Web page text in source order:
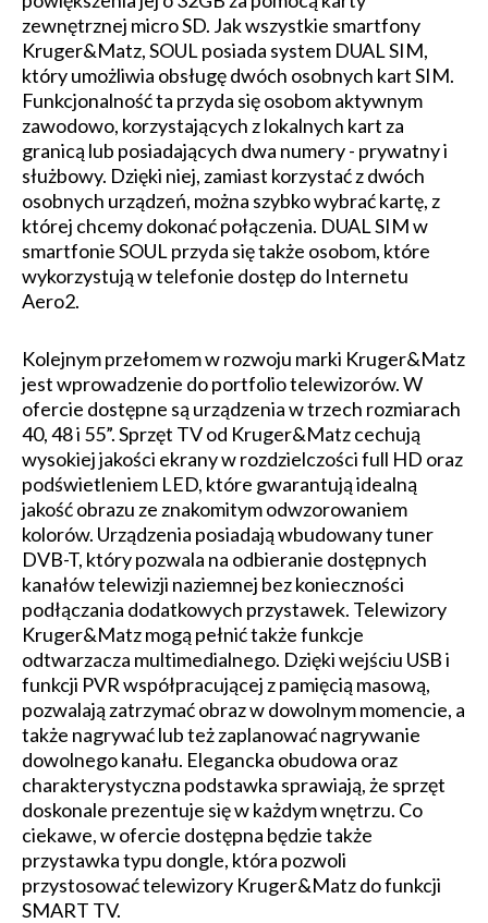
zewnętrznej micro SD. Jak wszystkie smartfony
Kruger&Matz, SOUL posiada system DUAL SIM,
który umożliwia obsługę dwóch osobnych kart SIM.
Funkcjonalność ta przyda się osobom aktywnym
zawodowo, korzystających z lokalnych kart za
granicą lub posiadających dwa numery - prywatny i
służbowy. Dzięki niej, zamiast korzystać z dwóch
osobnych urządzeń, można szybko wybrać kartę, z
której chcemy dokonać połączenia. DUAL SIM w
smartfonie SOUL przyda się także osobom, które
wykorzystują w telefonie dostęp do Internetu
Aero2.
Kolejnym przełomem w rozwoju marki Kruger&Matz
jest wprowadzenie do portfolio telewizorów. W
ofercie dostępne są urządzenia w trzech rozmiarach
40, 48 i 55”. Sprzęt TV od Kruger&Matz cechują
wysokiej jakości ekrany w rozdzielczości full HD oraz
podświetleniem LED, które gwarantują idealną
jakość obrazu ze znakomitym odwzorowaniem
kolorów. Urządzenia posiadają wbudowany tuner
DVB-T, który pozwala na odbieranie dostępnych
kanałów telewizji naziemnej bez konieczności
podłączania dodatkowych przystawek. Telewizory
Kruger&Matz mogą pełnić także funkcje
odtwarzacza multimedialnego. Dzięki wejściu USB i
funkcji PVR współpracującej z pamięcią masową,
pozwalają zatrzymać obraz w dowolnym momencie, a
także nagrywać lub też zaplanować nagrywanie
dowolnego kanału. Elegancka obudowa oraz
charakterystyczna podstawka sprawiają, że sprzęt
doskonale prezentuje się w każdym wnętrzu. Co
ciekawe, w ofercie dostępna będzie także
przystawka typu dongle, która pozwoli
przystosować telewizory Kruger&Matz do funkcji
SMART TV.